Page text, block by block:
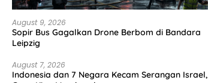
August 9, 2026
Sopir Bus Gagalkan Drone Berbom di Bandara
Leipzig
August 7, 2026
Indonesia dan 7 Negara Kecam Serangan Israel,